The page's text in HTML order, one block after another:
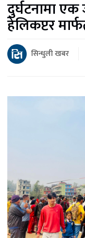
दुर्घटनामा
हेलिकप्टर
सिन्धुली खबर